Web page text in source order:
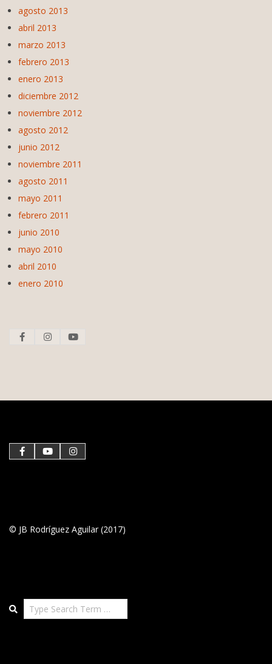
agosto 2013
abril 2013
marzo 2013
febrero 2013
enero 2013
diciembre 2012
noviembre 2012
agosto 2012
junio 2012
noviembre 2011
agosto 2011
mayo 2011
febrero 2011
junio 2010
mayo 2010
abril 2010
enero 2010
© JB Rodríguez Aguilar (2017)
Search